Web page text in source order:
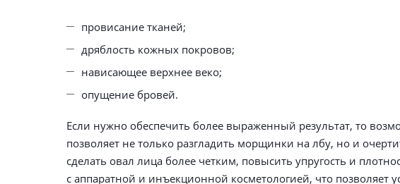
провисание тканей;
дряблость кожных покровов;
нависающее верхнее веко;
опущение бровей.
Если нужно обеспечить более выраженный результат, то
позволяет не только разгладить морщинки на лбу, но и
сделать овал лица более четким, повысить упругость и
с аппаратной и инъекционной косметологией, что позволяет